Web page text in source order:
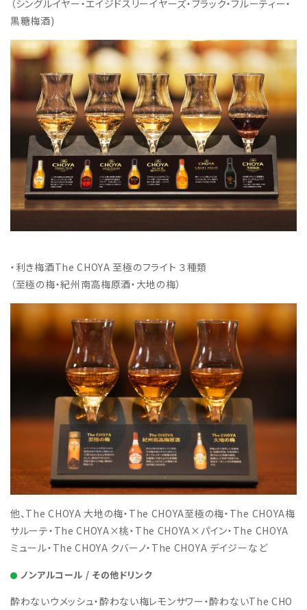
（シングルイヤー・エイジドスリーイヤーズ・ブラック・フルーティー・
黒糖梅酒)
・利き梅酒The CHOYA 至極のフライト ３種類
（至極の梅・紀州南高梅原酒・大地の梅）
他、The CHOYA 大地の梅・The CHOYA至極の梅・The CHOYA梅
サルーテ・The CHOYA×桃・The CHOYA×パイン・The CHOYA
ミュール・The CHOYA クバーノ・The CHOYA デイジーなど
ノンアルコール / その他ドリンク
酔わないウメッシュ・酔わない梅レモンサワー・酔わないThe CHO